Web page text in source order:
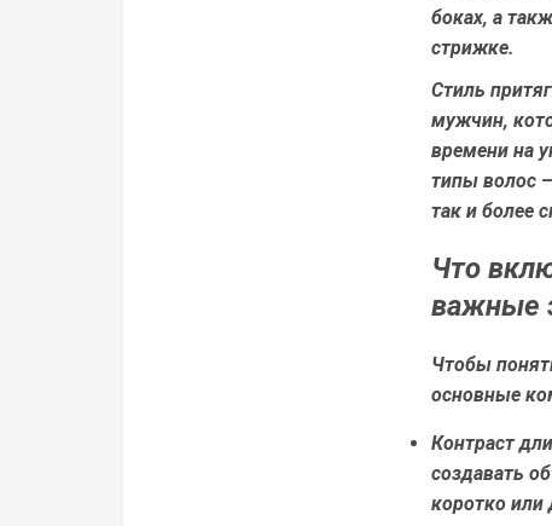
боках, а
стрижке.
Стиль
мужчин,
времени на
типы волос
так и более
Что
важные
Чтобы
основные
Контраст
создавать
коротко